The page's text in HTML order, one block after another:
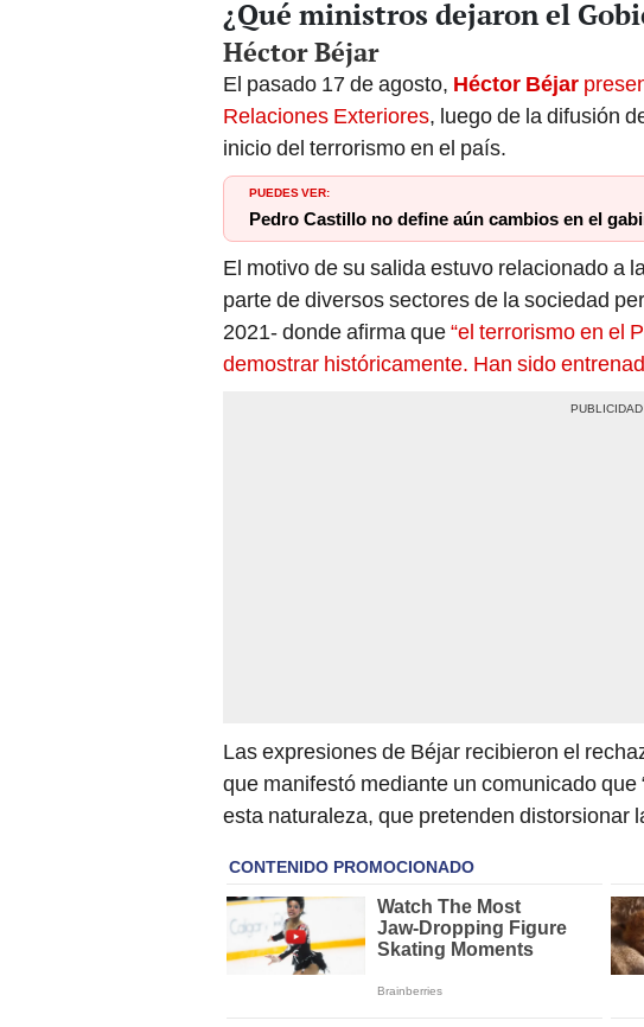
¿Qué ministros dejaron el
Héctor Béjar
El pasado 17 de agosto, Héctor Béjar
Relaciones Exteriores, luego de la difusión
inicio del terrorismo en el país.
PUEDES VER:
Pedro Castillo no define aún cambios en el
El motivo de su salida estuvo relacionado a
parte de diversos sectores de la sociedad
2021- donde afirma que“el terrorismo en el
demostrar históricamente. Han sido
Las expresiones de Béjar recibieron el
que manifestó mediante un comunicado
esta naturaleza, que pretenden distorsionar